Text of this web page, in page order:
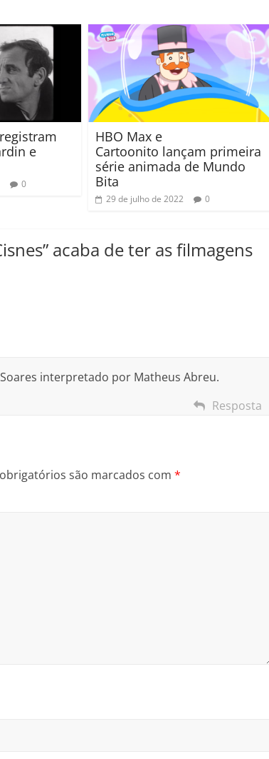
e
0
HBO Max e
Cartoonito lançam primeira
série animada de Mundo
Bita
29 de julho de 2022 0
acaba de ter as filmagens
interpretado por Matheus Abreu.
Resposta
são marcados com *